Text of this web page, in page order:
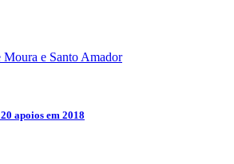
Moura e Santo Amador
apoios em 2018